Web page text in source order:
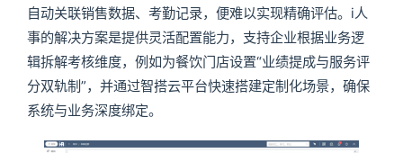
自动关联销售数据、考勤记录，便难以实现精确评估。i人
事的解决方案是提供灵活配置能力，支持企业根据业务逻
辑拆解考核维度，例如为餐饮门店设置“业绩提成与服务评
分双轨制”，并通过智搭云平台快速搭建定制化场景，确保
系统与业务深度绑定。